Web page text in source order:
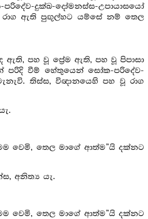
දුක්ඛ-දෝමනස්ස-උපායාසයෝ
රාග ඇති පුඟුල්හට යම්සේ නම් තෙල
ඇති, පහ වූ ප්‍රේම ඇති, පහ වූ පිපාසා
වීම් හේතුයෙන් සෝක-පරිදේව-
තිස්ස, විඥානයෙහි පහ වූ රාග
වෙමි, තෙල මාගේ ආත්ම”යි දක්නට
අනිත්‍ය යැ.
වෙමි, තෙල මාගේ ආත්ම”යි දක්නට